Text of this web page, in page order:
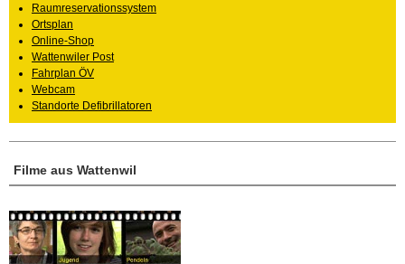
Filme aus Wattenwil
Raumreservationssystem
Ortsplan
Online-Shop
Wattenwiler Post
Fahrplan ÖV
Webcam
Standorte Defibrillatoren